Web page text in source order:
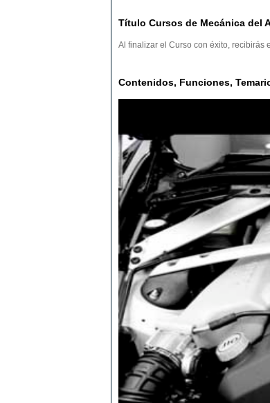
Título Cursos de Mecánica del
Al finalizar el Curso con éxito, recibirás el
Contenidos, Funciones,